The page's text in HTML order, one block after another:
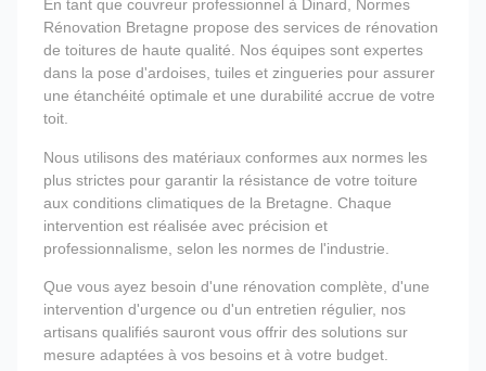
En tant que couvreur professionnel à Dinard, Normes
Rénovation Bretagne propose des services de rénovation
de toitures de haute qualité. Nos équipes sont expertes
dans la pose d'ardoises, tuiles et zingueries pour assurer
une étanchéité optimale et une durabilité accrue de votre
toit.
Nous utilisons des matériaux conformes aux normes les
plus strictes pour garantir la résistance de votre toiture
aux conditions climatiques de la Bretagne. Chaque
intervention est réalisée avec précision et
professionnalisme, selon les normes de l'industrie.
Que vous ayez besoin d'une rénovation complète, d'une
intervention d'urgence ou d'un entretien régulier, nos
artisans qualifiés sauront vous offrir des solutions sur
mesure adaptées à vos besoins et à votre budget.